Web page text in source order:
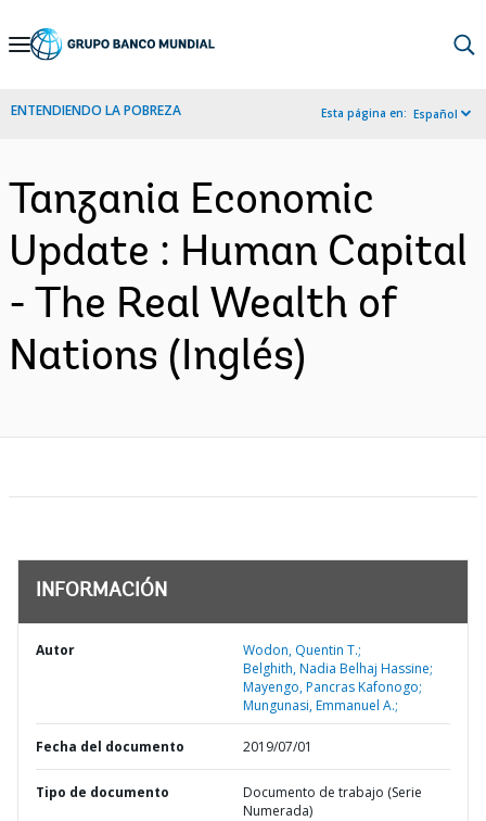
Skip
Navigation
ENTENDIENDO LA POBREZA Esta página en: Español
Tanzania Economic
Update : Human Capital
- The Real Wealth of
Nations (Inglés)
INFORMACIÓN
Autor
Wodon, Quentin T.;
Belghith, Nadia Belhaj Hassine;
Mayengo, Pancras Kafonogo;
Mungunasi, Emmanuel A.;
Fecha del documento 2019/07/01
Tipo de documento
Documento de trabajo (Serie
Numerada)